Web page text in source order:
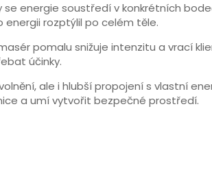
energie soustředí v konkrétních
rozptýlil po celém těle.
pomalu snižuje intenzitu a vrací
účinky.
ale i hlubší propojení s vlastní
a umí vytvořit bezpečné prostředí.